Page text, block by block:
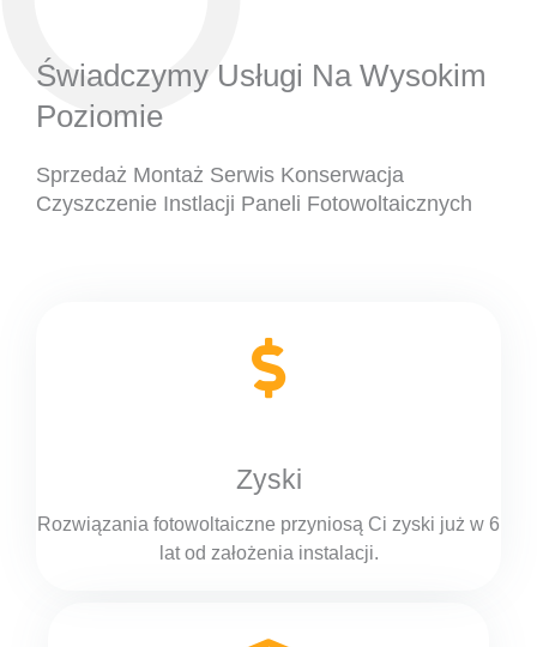
Świadczymy Usługi Na Wysokim
Poziomie
Sprzedaż Montaż Serwis Konserwacja
Czyszczenie Instlacji Paneli Fotowoltaicznych
Zyski
Rozwiązania fotowoltaiczne przyniosą Ci zyski już w 6
lat od założenia instalacji.